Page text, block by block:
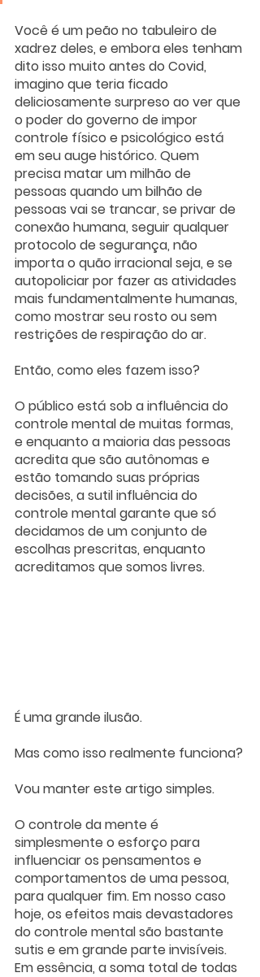
Você é um peão no tabuleiro de
xadrez deles, e embora eles tenham
dito isso muito antes do Covid,
imagino que teria ficado
deliciosamente surpreso ao ver que
o poder do governo de impor
controle físico e psicológico está
em seu auge histórico. Quem
precisa matar um milhão de
pessoas quando um bilhão de
pessoas vai se trancar, se privar de
conexão humana, seguir qualquer
protocolo de segurança, não
importa o quão irracional seja, e se
autopoliciar por fazer as atividades
mais fundamentalmente humanas,
como mostrar seu rosto ou sem
restrições de respiração do ar.
Então, como eles fazem isso?
O público está sob a influência do
controle mental de muitas formas,
e enquanto a maioria das pessoas
acredita que são autônomas e
estão tomando suas próprias
decisões, a sutil influência do
controle mental garante que só
decidamos de um conjunto de
escolhas prescritas, enquanto
acreditamos que somos livres.
É uma grande ilusão.
Mas como isso realmente funciona?
Vou manter este artigo simples.
O controle da mente é
simplesmente o esforço para
influenciar os pensamentos e
comportamentos de uma pessoa,
para qualquer fim. Em nosso caso
hoje, os efeitos mais devastadores
do controle mental são bastante
sutis e em grande parte invisíveis.
Em essência, a soma total de todas